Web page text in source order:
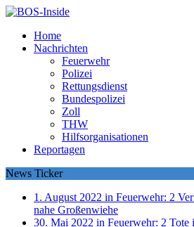
Home
Nachrichten
Feuerwehr
Polizei
Rettungsdienst
Bundespolizei
Zoll
THW
Hilfsorganisationen
Reportagen
News Ticker
1. August 2022 in Feuerwehr: 2
nahe Großenwiehe
30. Mai 2022 in Feuerwehr: 2 Tote